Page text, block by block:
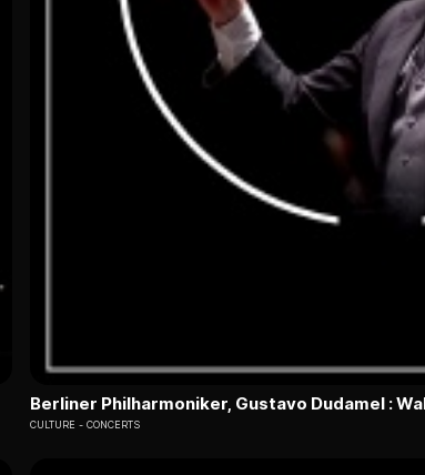
Berliner Philharmoniker, Gustavo Dudamel :
CULTURE CONCERTS